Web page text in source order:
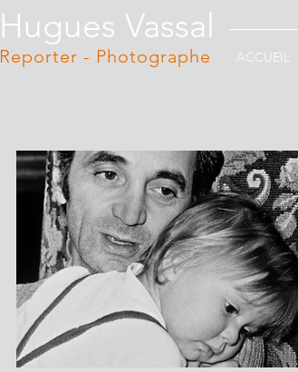
Hugues Vassal
Reporter - Photographe ACCUEIL